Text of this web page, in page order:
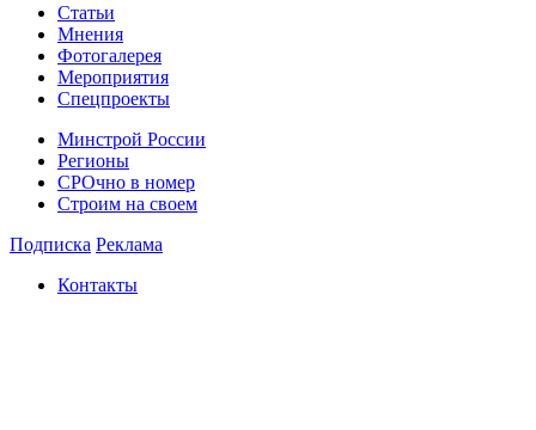
Статьи
Мнения
Фотогалерея
Мероприятия
Спецпроекты
Минстрой России
Регионы
СРОчно в номер
Строим на своем
Подписка Реклама
Контакты